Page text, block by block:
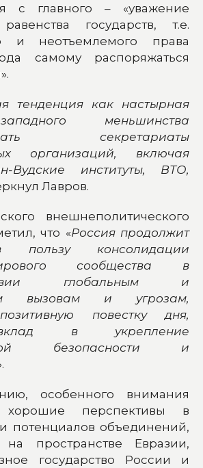
с главного – «уважение
государств, т.е.
и неотъемлемого права
самому распоряжаться
тенденция как настырная
меньшинства
секретариаты
организаций, включая
Вудские институты, ВТО,
Лавров.
внешнеполитического
что «Россия продолжит
пользу консолидации
сообщества в
глобальным и
вызовам и угрозам,
повестку дня,
в укрепление
безопасности и
особенного внимания
хорошие перспективы в
потенциалов объединений,
на пространстве Евразии,
государство России и